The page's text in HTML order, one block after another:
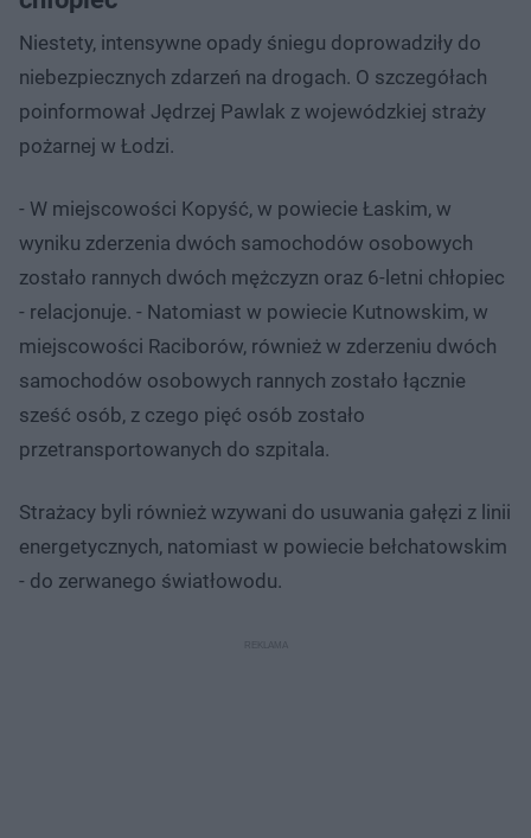
Niestety, intensywne opady śniegu doprowadziły do
niebezpiecznych zdarzeń na drogach. O szczegółach
poinformował Jędrzej Pawlak z wojewódzkiej straży
pożarnej w Łodzi.
- W miejscowości Kopyść, w powiecie Łaskim, w
wyniku zderzenia dwóch samochodów osobowych
zostało rannych dwóch mężczyzn oraz 6-letni chłopiec
- relacjonuje. - Natomiast w powiecie Kutnowskim, w
miejscowości Raciborów, również w zderzeniu dwóch
samochodów osobowych rannych zostało łącznie
sześć osób, z czego pięć osób zostało
przetransportowanych do szpitala.
Strażacy byli również wzywani do usuwania gałęzi z linii
energetycznych, natomiast w powiecie bełchatowskim
- do zerwanego światłowodu.